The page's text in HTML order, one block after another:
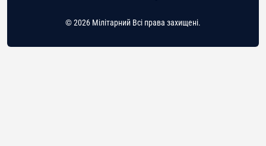
© 2026 Мілітарний Всі права захищені.